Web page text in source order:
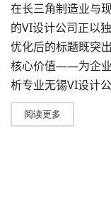
在长三角制造业与
的VI设计公司正以
优化后的标题既突
核心价值——为企业
析专业无锡VI设计
阅读更多